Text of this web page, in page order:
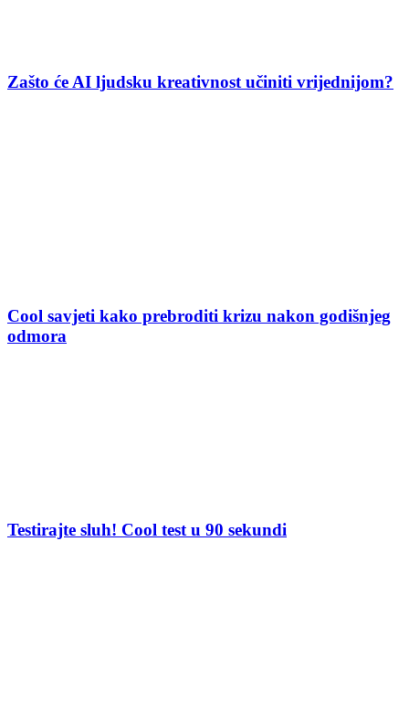
Zašto će AI ljudsku kreativnost učiniti vrijednijom?
Cool savjeti kako prebroditi krizu nakon godišnjeg
odmora
Testirajte sluh! Cool test u 90 sekundi